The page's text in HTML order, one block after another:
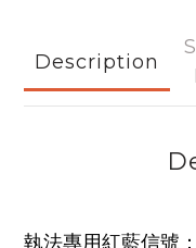
Description
執法專用紅藍信號